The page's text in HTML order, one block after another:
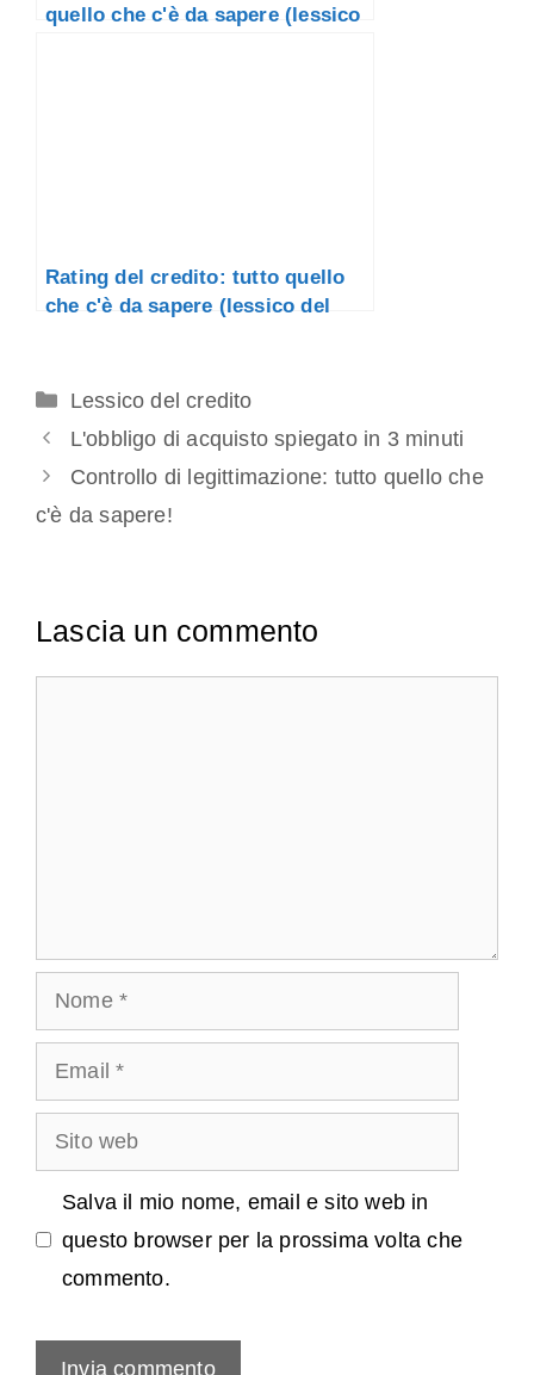
quello che c'è da sapere (lessico
Rating del credito: tutto quello
che c'è da sapere (lessico del
Categorie
Lessico del credito
L'obbligo di acquisto spiegato in 3 minuti
Controllo di legittimazione: tutto quello che
c'è da sapere!
Lascia un commento
Nome
Email
Sito
web
Salva il mio nome, email e sito web in
questo browser per la prossima volta che
commento.